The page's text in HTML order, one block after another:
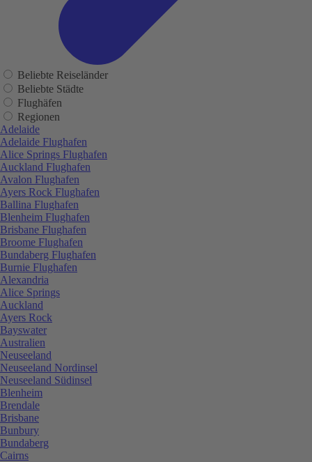
Beliebte Reiseländer
Beliebte Städte
Flughäfen
Regionen
Adelaide
Adelaide Flughafen
Alice Springs Flughafen
Auckland Flughafen
Avalon Flughafen
Ayers Rock Flughafen
Ballina Flughafen
Blenheim Flughafen
Brisbane Flughafen
Broome Flughafen
Bundaberg Flughafen
Burnie Flughafen
Alexandria
Alice Springs
Auckland
Ayers Rock
Bayswater
Australien
Neuseeland
Neuseeland Nordinsel
Neuseeland Südinsel
Blenheim
Brendale
Brisbane
Bunbury
Bundaberg
Cairns